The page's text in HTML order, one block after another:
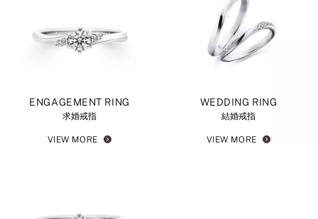
ENGAGEMENT RING
求婚戒指
VIEW MORE
WEDDING RING
結婚戒指
VIEW MORE